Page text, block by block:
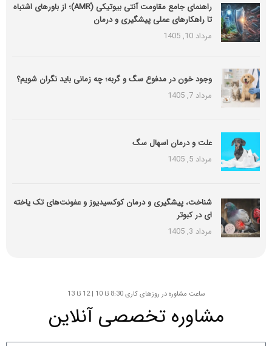
راهنمای جامع مقاومت آنتی بیوتیکی (َAMR)؛ از باورهای اشتباه
تا راهکارهای عملی پیشگیری و درمان
مرداد 10, 1405
وجود خون در مدفوع سگ و گربه؛ چه زمانی باید نگران شویم؟
مرداد 7, 1405
علت و درمان اسهال سگ
مرداد 5, 1405
شناخت، پیشگیری و درمان کوکسیدیوز و عفونت‌های تک یاخته
ای در کبوتر
مرداد 3, 1405
ساعت مشاوره در روزهای کاری 8:30 تا 10 | 12 تا 13
مشاوره تخصصی آنلاین